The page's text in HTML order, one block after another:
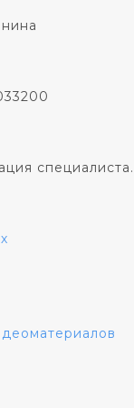
специалиста.